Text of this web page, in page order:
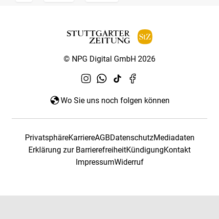
© NPG Digital GmbH 2026
Wo Sie uns noch folgen können
PrivatsphäreKarriereAGBDatenschutzMediadaten
Erklärung zur BarrierefreiheitKündigungKontakt
ImpressumWiderruf